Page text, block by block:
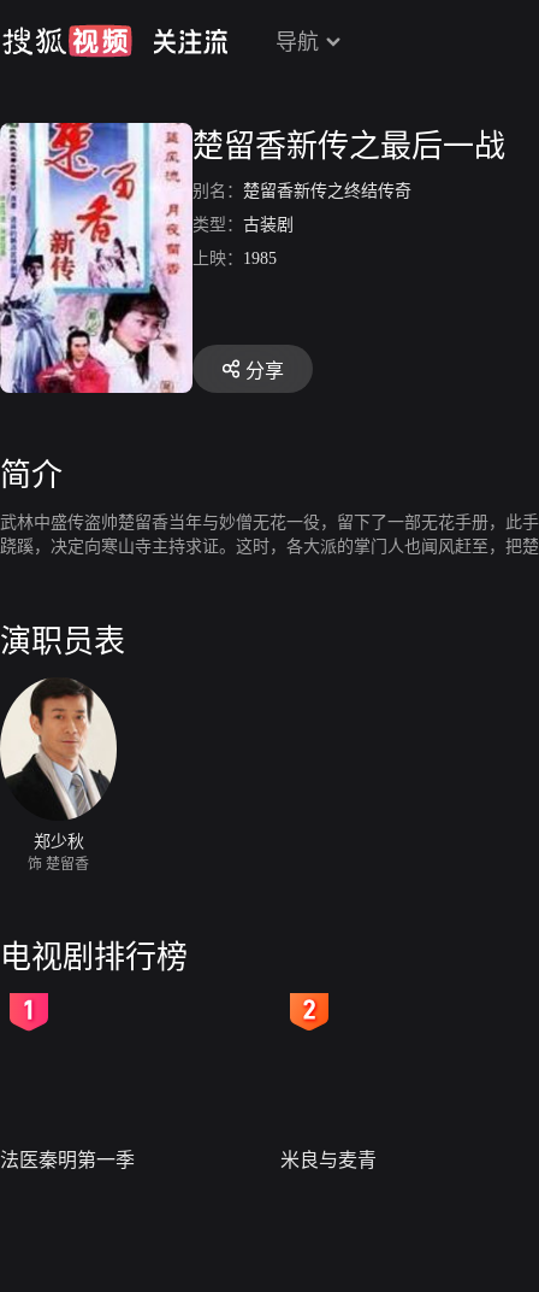
导航
楚留香新传之最后一战
别名： 楚留香新传之终结传奇
类型： 古装剧
上映： 1985
分享
简介
武林中盛传盗帅楚留香当年与妙僧无花一役，留下了一部无花手册，此
跷蹊，决定向寒山寺主持求证。这时，各大派的掌门人也闻风赶至，把
演职员表
郑少秋
饰 楚留香
电视剧排行榜
法医秦明第一季 米良与麦青